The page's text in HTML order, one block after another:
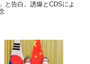
と告白。誘爆とCDSによ